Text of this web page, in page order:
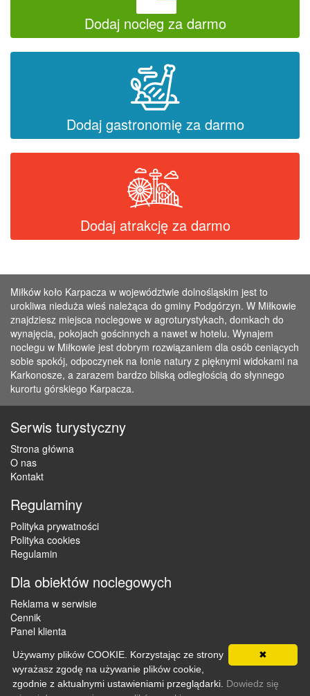
Dodaj nocleg za darmo
Dodaj gastronomię za darmo
Dodaj atrakcję za darmo
Miłków koło Karpacza w województwie dolnośląskim jest to
urokliwa nieduża wieś należąca do gminy Podgórzyn. W Miłkowie
znajdziesz miejsca noclegowe w agroturystykach, domkach do
wynajęcia, pokojach gościnnych a nawet w hotelu. Wynajem
noclegu w Miłkowie jest dobrym rozwiązaniem dla osób ceniących
sobie spokój, odpoczynek na łonie natury z pięknymi widokami na
Karkonosze, a zarazem bardzo bliską odległością do słynnego
kurortu górskiego Karpacza.
Serwis turystyczny
Strona główna
O nas
Kontakt
Regulaminy
Polityka prywatności
Polityka cookies
Regulamin
Dla obiektów noclegowych
Reklama w serwisie
Cennik
Panel klienta
Copyright © 2012 - 2026 ZaklepNocleg.pl. Wszystkie prawa
zastrzeżone
✖
Używamy plików COOKIE. Korzystając ze strony
wyrażasz zgodę na używanie plików cookie,
zgodnie z aktualnymi ustawieniami przeglądarki. Dowiedz się